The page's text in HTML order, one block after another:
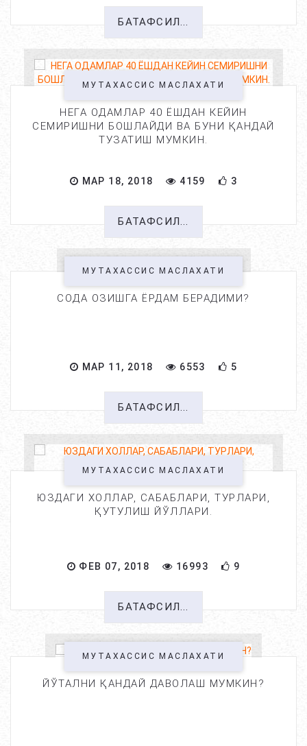
БАТАФСИЛ...
МУТАХАССИС МАСЛАХАТИ
НЕГА ОДАМЛАР 40 ЁШДАН КЕЙИН
СЕМИРИШНИ БОШЛАЙДИ ВА БУНИ ҚАНДАЙ
ТУЗАТИШ МУМКИН.
МАР 18, 2018 4159 3
БАТАФСИЛ...
МУТАХАССИС МАСЛАХАТИ
СОДА ОЗИШГА ЁРДАМ БЕРАДИМИ?
МАР 11, 2018 6553 5
БАТАФСИЛ...
МУТАХАССИС МАСЛАХАТИ
ЮЗДАГИ ХОЛЛАР, САБАБЛАРИ, ТУРЛАРИ,
ҚУТУЛИШ ЙЎЛЛАРИ.
ФЕВ 07, 2018 16993 9
БАТАФСИЛ...
МУТАХАССИС МАСЛАХАТИ
ЙЎТАЛНИ ҚАНДАЙ ДАВОЛАШ МУМКИН?